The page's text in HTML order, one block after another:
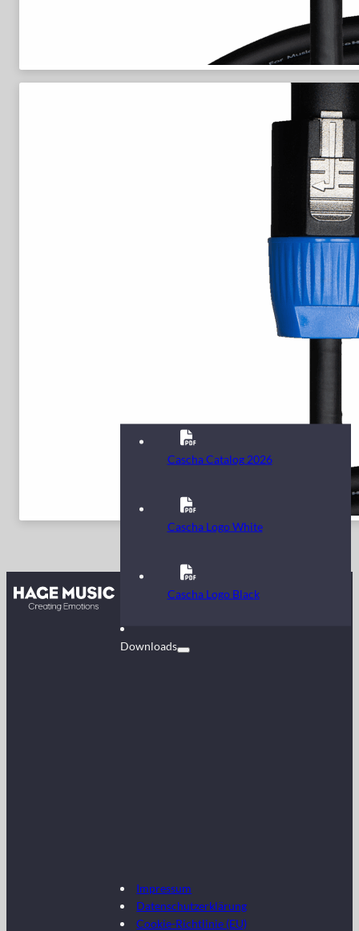
Kontakt
Downloads
Cascha Catalog 2026
Cascha Logo White
Cascha Logo Black
Impressum
Datenschutzerklärung
Cookie-Richtlinie (EU)